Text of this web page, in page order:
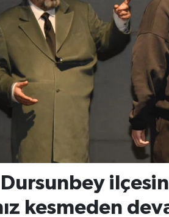
Dursunbey
kesmeden